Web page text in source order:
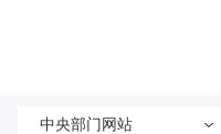
中央部门网站